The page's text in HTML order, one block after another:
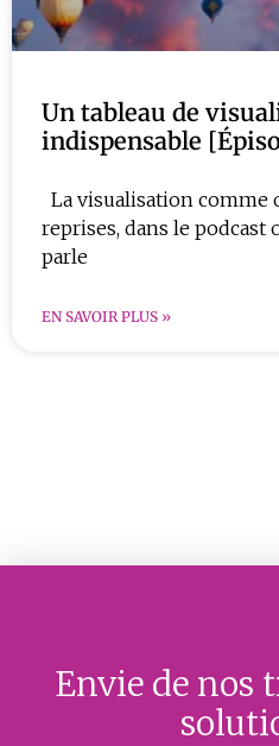
Un tableau de
indispensable
La visualisation
reprises, dans le podcast
parle
EN SAVOIR PLUS »
Envie de nos